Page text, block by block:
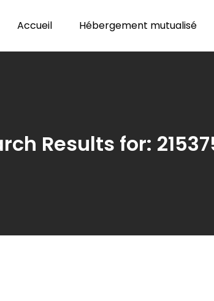
Accueil Hébergement mutualisé
Results for: